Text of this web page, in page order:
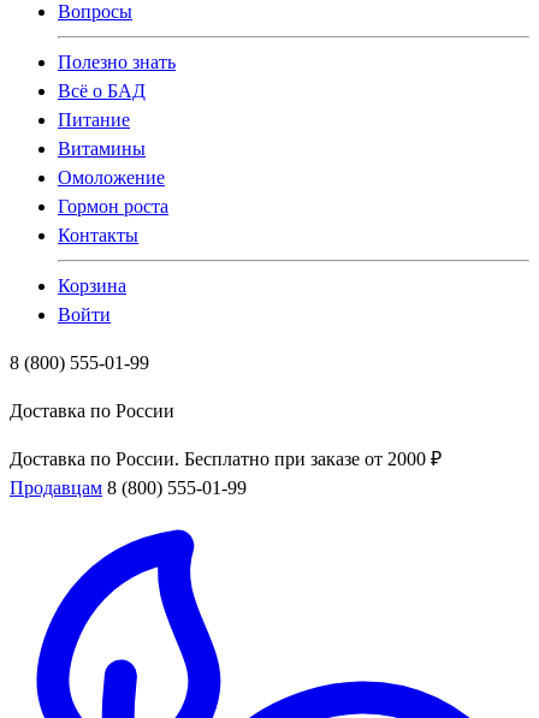
Вопросы
Полезно знать
Всё о БАД
Питание
Витамины
Омоложение
Гормон роста
Контакты
Корзина
Войти
8 (800) 555-01-99
Доставка по России
Доставка по России. Бесплатно при заказе от 2000 ₽
Продавцам 8 (800) 555-01-99